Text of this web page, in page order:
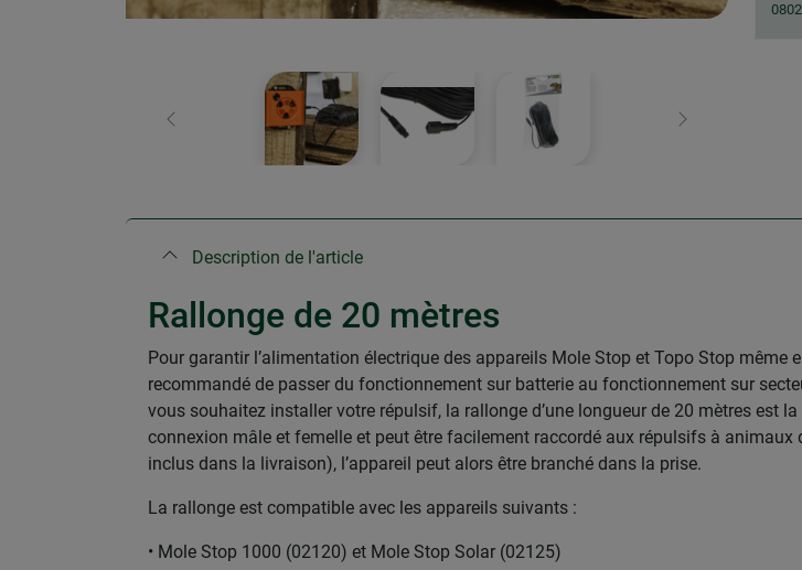
retour Continuer
Description de l'article
Rallonge de 20 mètres
Pour garantir l’alimentation électrique des appareils Mole Stop et Topo Stop
recommandé de passer du fonctionnement sur batterie au fonctionnement sur
vous souhaitez installer votre répulsif, la rallonge d’une longueur de 20 mètres est
connexion mâle et femelle et peut être facilement raccordé aux répulsifs à animaux
inclus dans la livraison), l’appareil peut alors être branché dans la prise.
La rallonge est compatible avec les appareils suivants :
• Mole Stop 1000 (02120) et Mole Stop Solar (02125)